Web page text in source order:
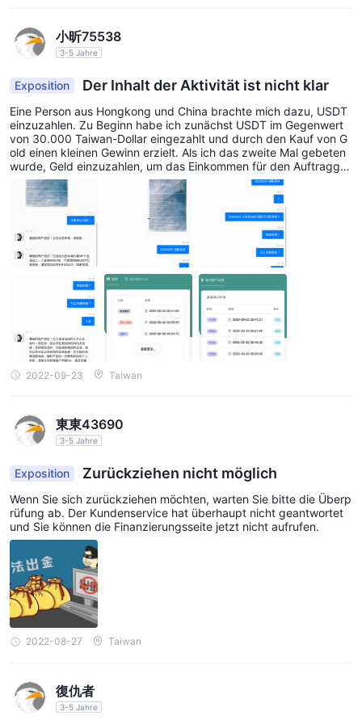
Sie eine Entscheidung treffen.
Marktinstrumente
Pandora Finance bietet Forex und Differenzkontrakte (CFDs) als
Marktinstrumente an.
Als einForexMakler, Pandora Finance ermöglicht Kunden die
Teilnahme am riesigen Devisenmarkt und erleichtert den Kauf,
Verkauf, Tausch und die Spekulation verschiedener
Währungspaare. Darüber hinaus bietet die Plattform Zugriff auf
CFDsDies ermöglicht Händlern den gehebelten Handel mit
einer Vielzahl von Vermögenswerten, darunter Aktien, Indizes,
Rohstoffe und Kryptowährungen, ohne die zugrunde liegenden
Vermögenswerte besitzen zu müssen.
Pandora Finance bietet potenziellen Händlern eine
Demokonto,Bietet ihnen die Möglichkeit, die Funktionen der
Plattform zu üben und zu erkunden, ohne echtes Geld zu
riskieren. Bezüglich der Live-Kontooptionen gibt der Broker
Händlern empfohlen, sich direkt an ihre Vertreter zu wenden,
um sich über die verfügbaren Live-Kontooptionen,
Handelsbedingungen, Hebelwirkung und andere wichtige
Aspekte zu erkundigen. Dieser Ansatz ermöglicht zwar eine
personalisierte Beratung, wirft jedoch Bedenken hinsichtlich der
Transparenz auf. Für Händler, die fundierte Entscheidungen
treffen möchten, könnte es schwierig sein, den Broker ohne
umfassende Informationen zu Live-Kontoangeboten vollständig
zu bewerten. Für potenzielle Kunden ist es von entscheidender
Bedeutung, direkt mit ihnen zu kommunizieren Pandora Finance
und stellen Sie sicher, dass sie alle notwendigen Details
erhalten, bevor sie sich zu Live-Handelsaktivitäten verpflichten.
Hebelwirkung
Pandora Finance bietet an
小昕75538
3-5 Jahre
Exposition Der Inhalt der Aktivität ist nicht klar
Eine Person aus Hongkong und China brachte mich dazu, USDT
einzuzahlen. Zu Beginn habe ich zunächst USDT im Gegenwert
von 30.000 Taiwan-Dollar eingezahlt und durch den Kauf von G
old einen kleinen Gewinn erzielt. Als ich das zweite Mal gebeten
wurde, Geld einzuzahlen, um das Einkommen für den Auftragge
ber zu erhöhen, würde ich auch mehr verdienen. Dreimal rief ich
direkt einen Kredit an und bekam einen Kredit von 700.000 Taiw
an-Dollar, was mehr als 20.000 USDT entspricht. Ich habe auch
einen Gewinn gemacht, aber die Einzahlungsaktivität, an der ich
teilnehmen sollte, war sehr seltsam. Wenn ich 88.000 USDT einz
ahlen müsste, würde ich 8.888 USDT Einkommen erhalten. Ich h
abe gesehen, dass es 8888 Einkommensboni auf dem Konto gib
t, aber die Aktivität hat es nicht klar gemacht, es wurde nicht ge
sagt, dass der Einzahlungsbetrag, der kleiner als die Aktivität ist,
um 5% des Guthabens abgezogen wird, sondern jeden Tag abg
ezogen wird und nicht kann zurückgenommen werden.
2022-09-23 Taiwan
東東43690
3-5 Jahre
Exposition Zurückziehen nicht möglich
Wenn Sie sich zurückziehen möchten, warten Sie bitte die Überp
rüfung ab. Der Kundenservice hat überhaupt nicht geantwortet
und Sie können die Finanzierungsseite jetzt nicht aufrufen.
2022-08-27 Taiwan
復仇者
3-5 Jahre